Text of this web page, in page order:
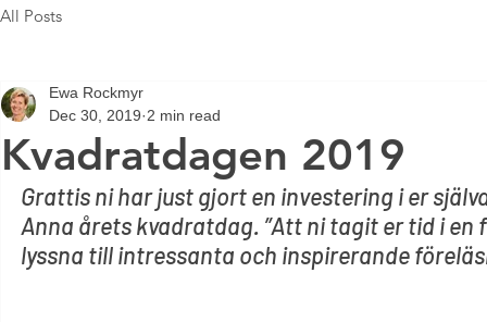
All Posts
Kvadratdagen 2019
Ewa Rockmyr
Dec 30, 2019 2 min read
Grattis ni har just gjort en investering i er
Anna årets kvadratdag. ”Att ni tagit er tid i
lyssna till intressanta och inspirerande